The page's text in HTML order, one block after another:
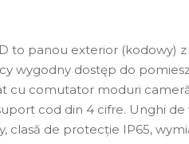
to panou exterior (kodowy)
wygodny dostęp do
cu comutator moduri
cod din 4 cifre. Unghi de
clasă de protecție IP65,